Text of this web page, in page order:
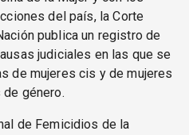
del país, la Corte
publica un registro de
judiciales en las que se
de mujeres cis y de mujeres
género.
de Femicidios de la